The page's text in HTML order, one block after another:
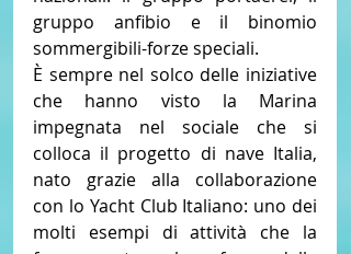
gruppo anfibio e il binomio
sommergibili-forze speciali.
È sempre nel solco delle iniziative
che hanno visto la Marina
impegnata nel sociale che si
colloca il progetto di nave Italia,
nato grazie alla collaborazione
con lo Yacht Club Italiano: uno dei
molti esempi di attività che la